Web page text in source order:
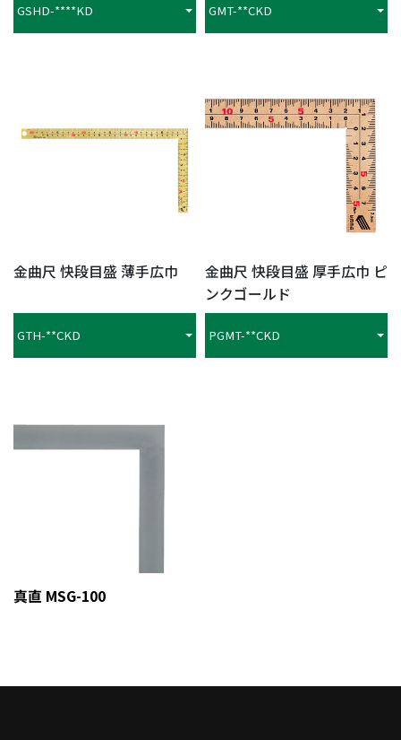
GSHD-****KD GMT-**CKD
金曲尺 快段目盛 薄手広巾
GTH-**CKD
金曲尺 快段目盛 厚手広巾 ピ
ンクゴールド
PGMT-**CKD
真直 MSG-100